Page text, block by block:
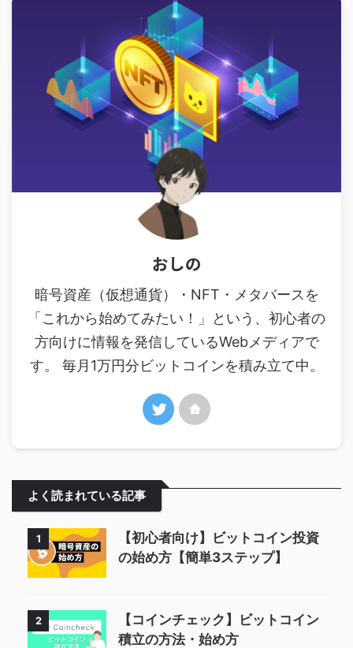
おしの
暗号資産（仮想通貨）・NFT・メタバースを
「これから始めてみたい！」という、初心者の
方向けに情報を発信しているWebメディアで
す。 毎月1万円分ビットコインを積み立て中。
よく読まれている記事
1
【初心者向け】ビットコイン投資
の始め方【簡単3ステップ】
2
【コインチェック】ビットコイン
積立の方法・始め方